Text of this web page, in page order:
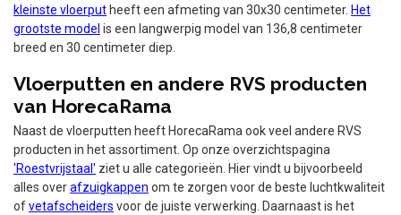
kleinste vloerput heeft een afmeting van 30x30 centimeter. Het
grootste model is een langwerpig model van 136,8 centimeter
breed en 30 centimeter diep.
Vloerputten en andere RVS producten
van HorecaRama
Naast de vloerputten heeft HorecaRama ook veel andere RVS
producten in het assortiment. Op onze overzichtspagina
'Roestvrijstaal' ziet u alle categorieën. Hier vindt u bijvoorbeeld
alles overafzuigkappen om te zorgen voor de beste luchtkwaliteit
ofvetafscheiders voor de juiste verwerking. Daarnaast is het